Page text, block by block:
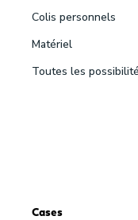
Colis personnels
Matériel
Toutes les
Cases